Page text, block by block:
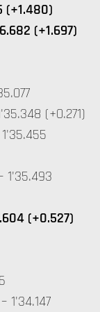
(+1.480)
(+1.697)
(+0.271)
1'35.493
(+0.527)
1'34.147